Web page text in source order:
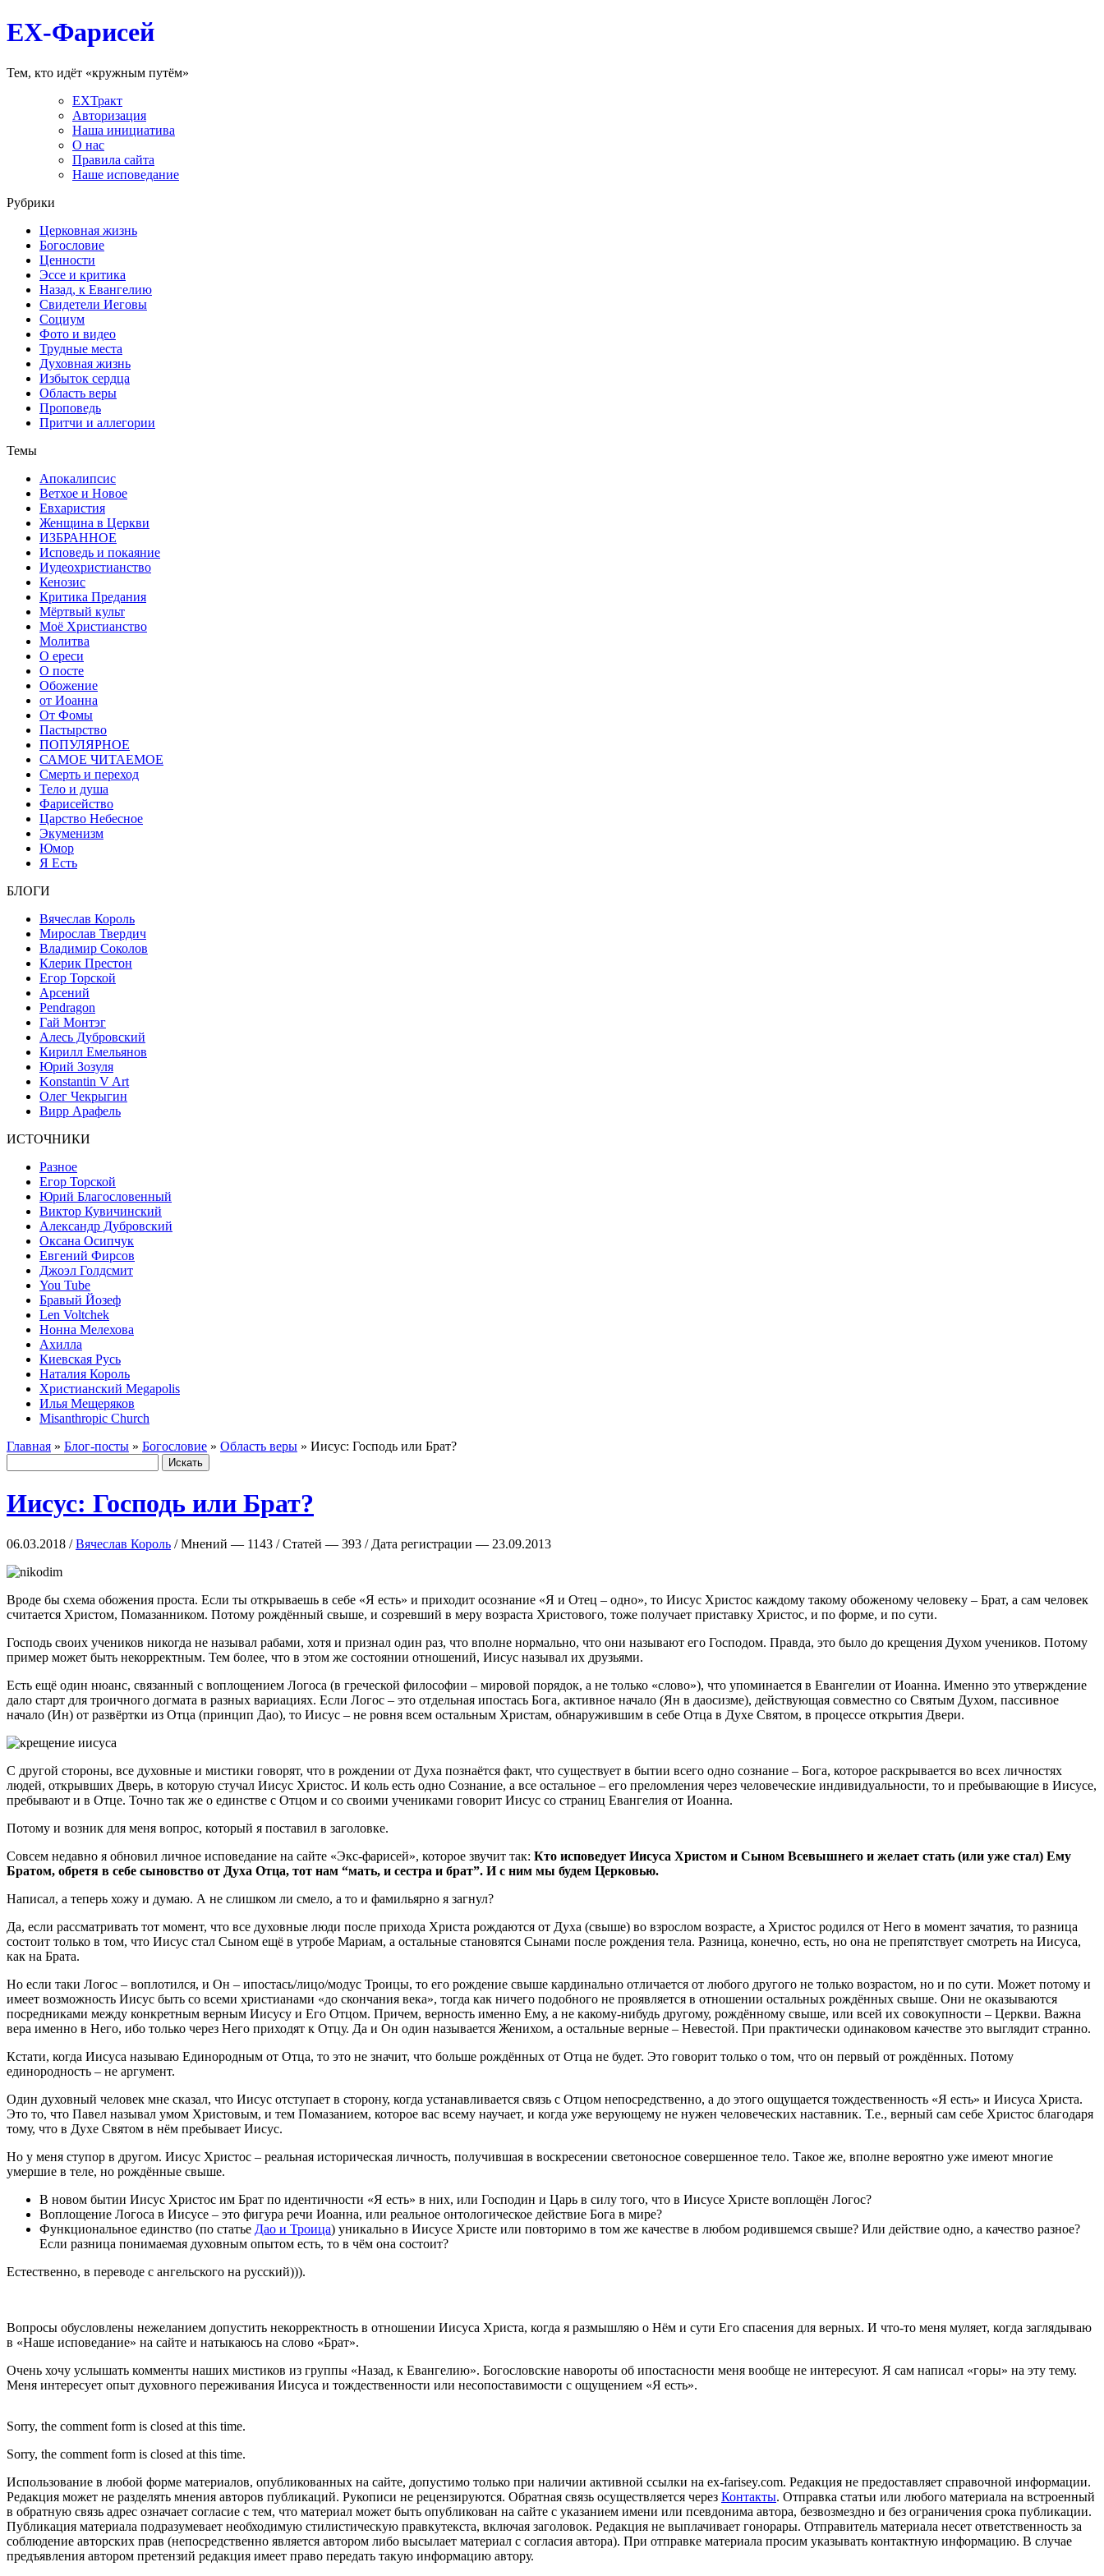
EX-Фарисей
Тем, кто идёт «кружным путём»
EXТракт
Авторизация
Наша инициатива
О нас
Правила сайта
Наше исповедание
Рубрики
Церковная жизнь
Богословие
Ценности
Эссе и критика
Назад, к Евангелию
Свидетели Иеговы
Социум
Фото и видео
Трудные места
Духовная жизнь
Избыток сердца
Область веры
Проповедь
Притчи и аллегории
Темы
Апокалипсис
Ветхое и Новое
Евхаристия
Женщина в Церкви
ИЗБРАННОЕ
Исповедь и покаяние
Иудеохристианство
Кенозис
Критика Предания
Мёртвый культ
Моё Христианство
Молитва
О ереси
О посте
Обожение
от Иоанна
От Фомы
Пастырство
ПОПУЛЯРНОЕ
САМОЕ ЧИТАЕМОЕ
Смерть и переход
Тело и душа
Фарисейство
Царство Небесное
Экуменизм
Юмор
Я Есть
БЛОГИ
Вячеслав Король
Мирослав Твердич
Владимир Соколов
Клерик Престон
Егор Topской
Арсений
Pendragon
Гай Монтэг
Алесь Дубровский
Кирилл Емельянов
Юрий Зозуля
Konstantin V Art
Олег Чекрыгин
Вирр Арафель
ИСТОЧНИКИ
Разное
Егор Торской
Юрий Благословенный
Виктор Кувичинский
Александр Дубровский
Оксана Осипчук
Евгений Фирсов
Джоэл Голдсмит
You Tube
Бравый Йозеф
Len Voltchek
Нонна Мелехова
Ахилла
Киевская Русь
Наталия Король
Христианский Megapolis
Илья Мещеряков
Misanthropic Church
Главная » Блог-посты » Богословие » Область веры » Иисус: Господь или Брат?
Иисус: Господь или Брат?
06.03.2018 /Вячеслав Король / Мнений — 1143 / Статей — 393 / Дата регистрации — 23.09.2013
Вроде бы схема обожения проста. Если ты открываешь в себе «Я есть» и приходит осознание «Я и Отец – одно», то Иисус Христос каждому такому обоженому человеку – Брат, а сам человек
считается Христом, Помазанником. Потому рождённый свыше, и созревший в меру возраста Христового, тоже получает приставку Христос, и по форме, и по сути.
Господь своих учеников никогда не называл рабами, хотя и признал один раз, что вполне нормально, что они называют его Господом. Правда, это было до крещения Духом учеников. Потому
пример может быть некорректным. Тем более, что в этом же состоянии отношений, Иисус называл их друзьями.
Есть ещё один нюанс, связанный с воплощением Логоса (в греческой философии – мировой порядок, а не только «слово»), что упоминается в Евангелии от Иоанна. Именно это утверждение
дало старт для троичного догмата в разных вариациях. Если Логос – это отдельная ипостась Бога, активное начало (Ян в даосизме), действующая совместно со Святым Духом, пассивное
начало (Ин) от развёртки из Отца (принцип Дао), то Иисус – не ровня всем остальным Христам, обнаружившим в себе Отца в Духе Святом, в процессе открытия Двери.
С другой стороны, все духовные и мистики говорят, что в рождении от Духа познаётся факт, что существует в бытии всего одно сознание – Бога, которое раскрывается во всех личностях
людей, открывших Дверь, в которую стучал Иисус Христос. И коль есть одно Сознание, а все остальное – его преломления через человеческие индивидуальности, то и пребывающие в Иисусе,
пребывают и в Отце. Точно так же о единстве с Отцом и со своими учениками говорит Иисус со страниц Евангелия от Иоанна.
Потому и возник для меня вопрос, который я поставил в заголовке.
Совсем недавно я обновил личное исповедание на сайте «Экс-фарисей», которое звучит так: Кто исповедует Иисуса Христом и Сыном Всевышнего и желает стать (или уже стал) Ему
Братом, обретя в себе сыновство от Духа Отца, тот нам “мать, и сестра и брат”. И с ним мы будем Церковью.
Написал, а теперь хожу и думаю. А не слишком ли смело, а то и фамильярно я загнул?
Да, если рассматривать тот момент, что все духовные люди после прихода Христа рождаются от Духа (свыше) во взрослом возрасте, а Христос родился от Него в момент зачатия, то разница
состоит только в том, что Иисус стал Сыном ещё в утробе Мариам, а остальные становятся Сынами после рождения тела. Разница, конечно, есть, но она не препятствует смотреть на Иисуса,
как на Брата.
Но если таки Логос – воплотился, и Он – ипостась/лицо/модус Троицы, то его рождение свыше кардинально отличается от любого другого не только возрастом, но и по сути. Может потому и
имеет возможность Иисус быть со всеми христианами «до скончания века», тогда как ничего подобного не проявляется в отношении остальных рождённых свыше. Они не оказываются
посредниками между конкретным верным Иисусу и Его Отцом. Причем, верность именно Ему, а не какому-нибудь другому, рождённому свыше, или всей их совокупности – Церкви. Важна
вера именно в Него, ибо только через Него приходят к Отцу. Да и Он один называется Женихом, а остальные верные – Невестой. При практически одинаковом качестве это выглядит странно.
Кстати, когда Иисуса называю Единородным от Отца, то это не значит, что больше рождённых от Отца не будет. Это говорит только о том, что он первый от рождённых. Потому
единородность – не аргумент.
Один духовный человек мне сказал, что Иисус отступает в сторону, когда устанавливается связь с Отцом непосредственно, а до этого ощущается тождественность «Я есть» и Иисуса Христа.
Это то, что Павел называл умом Христовым, и тем Помазанием, которое вас всему научает, и когда уже верующему не нужен человеческих наставник. Т.е., верный сам себе Христос благодаря
тому, что в Духе Святом в нём пребывает Иисус.
Но у меня ступор в другом. Иисус Христос – реальная историческая личность, получившая в воскресении светоносное совершенное тело. Такое же, вполне вероятно уже имеют многие
умершие в теле, но рождённые свыше.
В новом бытии Иисус Христос им Брат по идентичности «Я есть» в них, или Господин и Царь в силу того, что в Иисусе Христе воплощён Логос?
Воплощение Логоса в Иисусе – это фигура речи Иоанна, или реальное онтологическое действие Бога в мире?
Функциональное единство (по статье Дао и Троица) уникально в Иисусе Христе или повторимо в том же качестве в любом родившемся свыше? Или действие одно, а качество разное?
Если разница понимаемая духовным опытом есть, то в чём она состоит?
Естественно, в переводе с ангельского на русский))).
Вопросы обусловлены нежеланием допустить некорректность в отношении Иисуса Христа, когда я размышляю о Нём и сути Его спасения для верных. И что-то меня муляет, когда заглядываю
в «Наше исповедание» на сайте и натыкаюсь на слово «Брат».
Очень хочу услышать комменты наших мистиков из группы «Назад, к Евангелию». Богословские навороты об ипостасности меня вообще не интересуют. Я сам написал «горы» на эту тему.
Меня интересует опыт духовного переживания Иисуса и тождественности или несопоставимости с ощущением «Я есть».
Sorry, the comment form is closed at this time.
Sorry, the comment form is closed at this time.
Использование в любой форме материалов, опубликованных на сайте, допустимо только при наличии активной ссылки на ex-farisey.com. Редакция не предоставляет справочной информации.
Редакция может не разделять мнения авторов публикаций. Рукописи не рецензируются. Обратная связь осуществляется через Контакты. Отправка статьи или любого материала на встроенный
в обратную связь адрес означает согласие с тем, что материал может быть опубликован на сайте с указанием имени или псевдонима автора, безвозмездно и без ограничения срока публикации.
Публикация материала подразумевает необходимую стилистическую правкутекста, включая заголовок. Редакция не выплачивает гонорары. Отправитель материала несет ответственность за
соблюдение авторских прав (непосредственно является автором либо высылает материал с согласия автора). При отправке материала просим указывать контактную информацию. В случае
предъявления автором претензий редакция имеет право передать такую информацию автору.